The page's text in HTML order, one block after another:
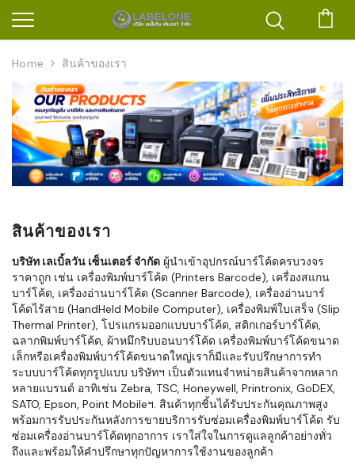
Home สินค้าของเรา
สินค้าของเรา
บริษัท เลเบิ้ลวัน เซ็นเตอร์ จำกัด ผู้นำเข้าอุปกรณ์บาร์โค้ดครบวงจร
ราคาถูก เช่น เครื่องพิมพ์บาร์โค้ด (Printers Barcode), เครื่องสแกน
บาร์โค้ด, เครื่องอ่านบาร์โค้ด (Scanner Barcode), เครื่องอ่านบาร์
โค้ดไร้สาย (HandHeld Mobile Computer), เครื่องพิมพ์ใบเสร็จ (Slip
Thermal Printer), โปรแกรมออกแบบบาร์โค้ด, สติกเกอร์บาร์โค้ด,
ฉลากพิมพ์บาร์โค้ด, ผ้าหมึกริบบอนบาร์โค้ด เครื่องพิมพ์บาร์โค้ดขนาด
เล็กหรือเครื่องพิมพ์บาร์โค้ดขนาดใหญ่เราก็มีและรับปรึกษาการทำ
ระบบบาร์โค้ดทุกรูปแบบ บริษัทฯ เป็นตัวแทนจำหน่ายสินค้าจากหลาก
หลายแบรนด์ อาทิเช่น Zebra, TSC, Honeywell, Printronix, GoDEX,
SATO, Epson, Point Mobileฯ. สินค้าทุกชิ้นได้รับประกันคุณภาพสูง
พร้อมการรับประกันหลังการขายบริการรับซ่อมเครื่องพิมพ์บาร์โค้ด รับ
ซ่อมเครื่องอ่านบาร์โค้ดทุกอาการ เราใส่ใจในการดูแลลูกค้าอย่างทั่ว
ถึงและพร้อมให้คำปรึกษาทุกปัญหาการใช้งานของลูกค้า